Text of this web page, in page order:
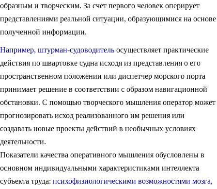
образным и творческим. За счет первого человек оперирует
представлениями реальной ситуации, образующимися на основе
полученной информации.
Например, штурман-судоводитель осуществляет практические
действия по швартовке судна исходя из представления о его
пространственном положении или диспетчер морского порта
принимает решение в соответствии с образом навигационной
обстановки. С помощью творческого мышления оператор может
прогнозировать исход реализованного им решения или
создавать новые проекты действий в необычных условиях
деятельности.
Показатели качества оперативного мышления обусловлены в
основном индивидуальными характеристиками интеллекта
субъекта труда: психофизиологическими возможностями мозга,